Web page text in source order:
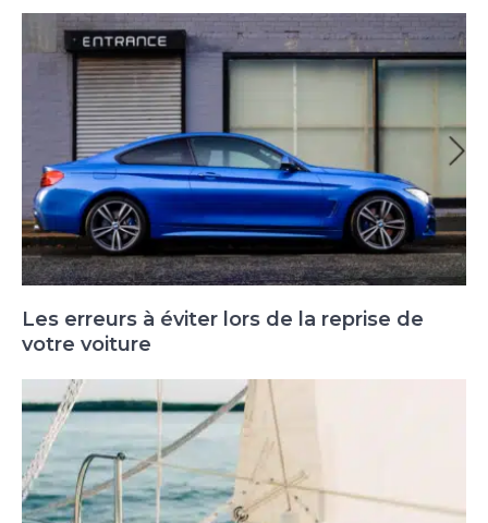
Les erreurs à éviter lors de la reprise de
votre voiture